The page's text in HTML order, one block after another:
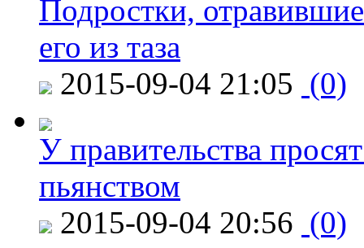
Подростки,
его из таза
2015-09-04 21:05 (0)
У правительства
пьянством
2015-09-04 20:56 (0)